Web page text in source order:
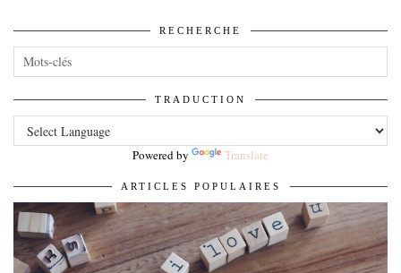
RECHERCHE
TRADUCTION
Powered by Translate
ARTICLES POPULAIRES